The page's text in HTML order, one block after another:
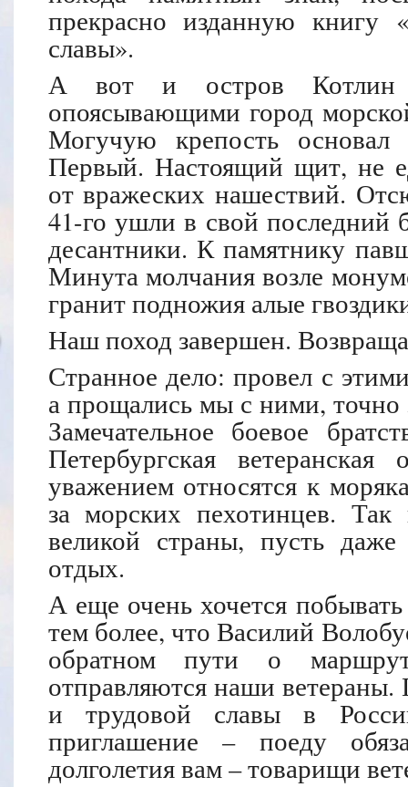
прекрасно изданную книгу
славы».
А вот и остров Котлин
опоясывающими город
Могучую крепость
Первый. Настоящий щит, не
от вражеских нашествий.
41-го ушли в свой последний
десантники. К памятнику
Минута молчания возле
гранит подножия алые
Наш поход завершен.
Странное дело: провел с
а прощались мы с ними, точно
Замечательное боевое
Петербургская
уважением относятся к
за морских пехотинцев.
великой страны, пусть
отдых.
А еще очень хочется
тем более, что Василий
обратном пути о
отправляются наши ветераны.
и трудовой славы в
приглашение – поеду
долголетия вам – товарищи